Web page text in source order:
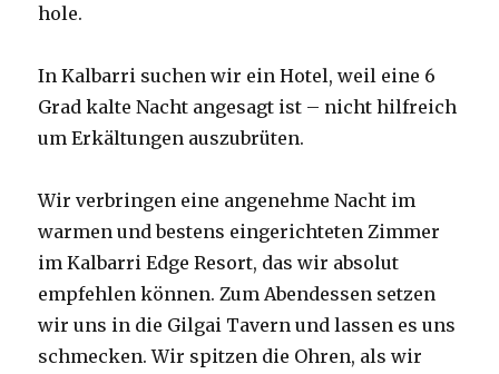
hole.
In Kalbarri suchen wir ein Hotel, weil eine 6
Grad kalte Nacht angesagt ist – nicht hilfreich
um Erkältungen auszubrüten.
Wir verbringen eine angenehme Nacht im
warmen und bestens eingerichteten Zimmer
im Kalbarri Edge Resort, das wir absolut
empfehlen können. Zum Abendessen setzen
wir uns in die Gilgai Tavern und lassen es uns
schmecken. Wir spitzen die Ohren, als wir